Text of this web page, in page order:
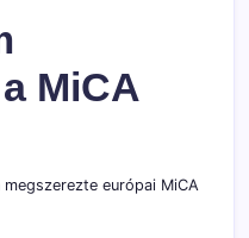
MiCA
európai MiCA